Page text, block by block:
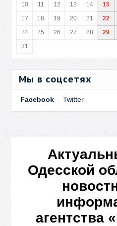
10
11 12 13 14 15
17
18 19 20 21 22
24
25 26 27 28 29
31
Мы в соцсетях
Facebook Twitter
Одесской
агентства